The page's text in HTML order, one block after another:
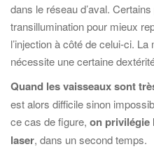
dans le réseau d’aval.
transillumination pour mieux
l’injection à côté de celui-ci.
nécessite une certaine
Quand les vaisseaux sont
est alors difficile sinon
ce cas de figure, on privilégie
laser, dans un second temps.